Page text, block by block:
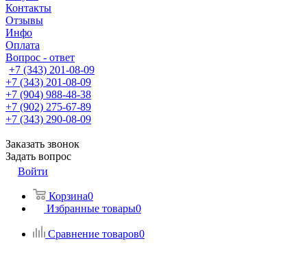
Контакты
Отзывы
Инфо
Оплата
Вопрос - ответ
+7 (343) 201-08-09
+7 (343) 201-08-09
+7 (904) 988-48-38
+7 (902) 275-67-89
+7 (343) 290-08-09
Заказать звонок
Задать вопрос
Войти
Корзина0
Избранные товары0
Сравнение товаров0